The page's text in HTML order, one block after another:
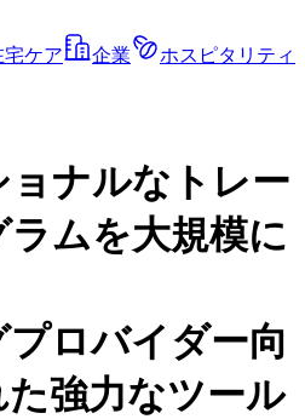
宅ケア 企業
ホスピタリティ
ナルなトレー
ムを大規模に
プロバイダー向
強力なツール